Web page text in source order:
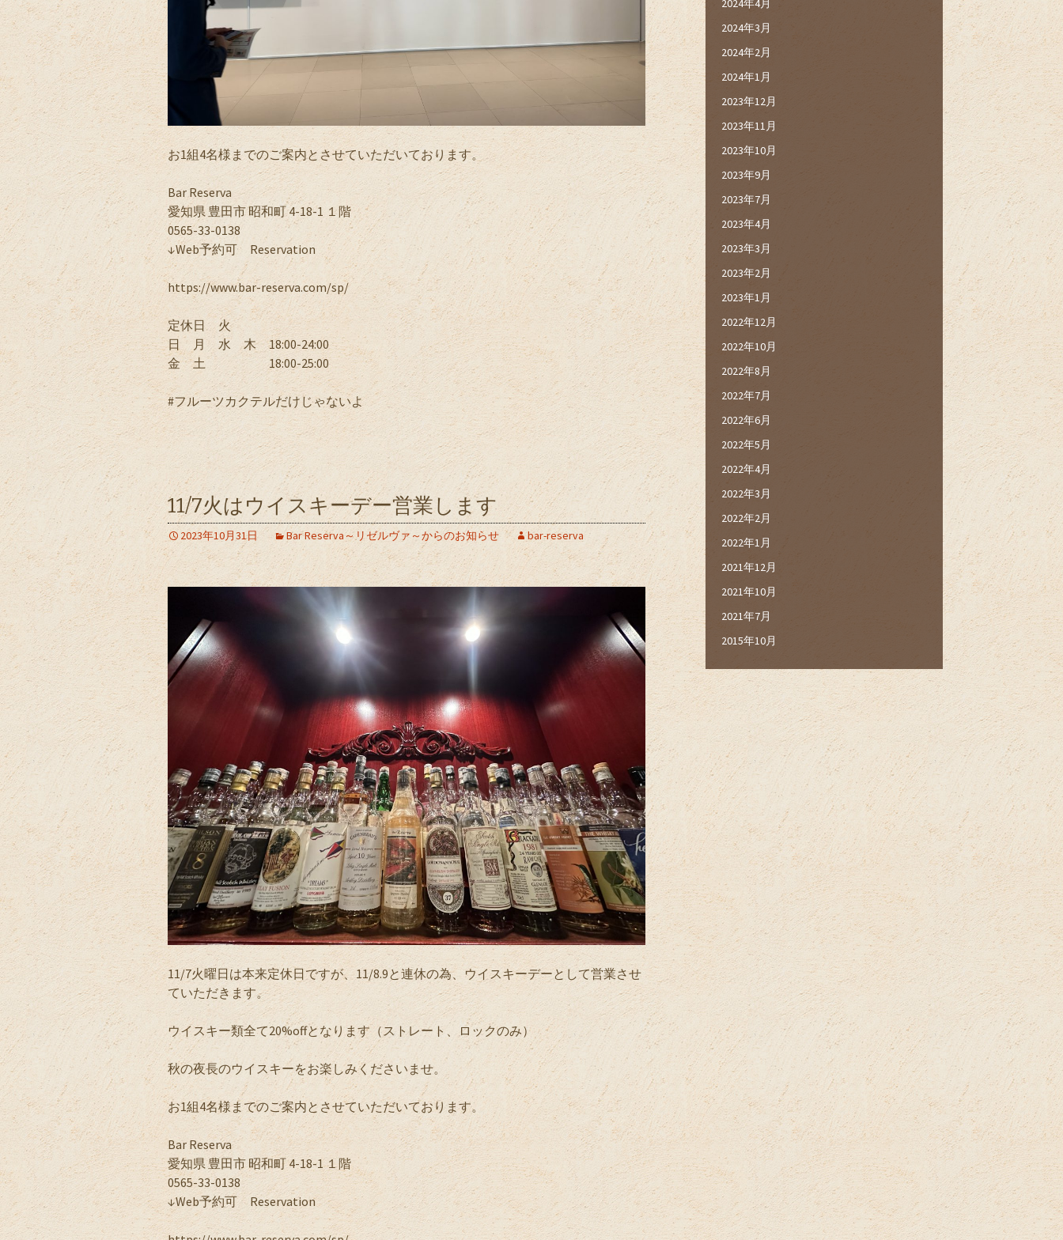
お1組4名様までのご案内とさせていただいております。
Bar Reserva
愛知県 豊田市 昭和町 4-18-1 １階
0565-33-0138
↓Web予約可 Reservation
https://www.bar-reserva.com/sp/
定休日 火
日 月 水 木 18:00-24:00
金 土 18:00-25:00
#フルーツカクテルだけじゃないよ
11/7火はウイスキーデー営業します
2023年10月31日 Bar Reserva～リゼルヴァ～からのお知らせ bar-reserva
11/7火曜日は本来定休日ですが、11/8.9と連休の為、ウイスキーデーとして営業させ
ていただきます。
ウイスキー類全て20%offとなります（ストレート、ロックのみ）
秋の夜長のウイスキーをお楽しみくださいませ。
お1組4名様までのご案内とさせていただいております。
Bar Reserva
愛知県 豊田市 昭和町 4-18-1 １階
0565-33-0138
↓Web予約可 Reservation
2024年4月
2024年3月
2024年2月
2024年1月
2023年12月
2023年11月
2023年10月
2023年9月
2023年7月
2023年4月
2023年3月
2023年2月
2023年1月
2022年12月
2022年10月
2022年8月
2022年7月
2022年6月
2022年5月
2022年4月
2022年3月
2022年2月
2022年1月
2021年12月
2021年10月
2021年7月
2015年10月